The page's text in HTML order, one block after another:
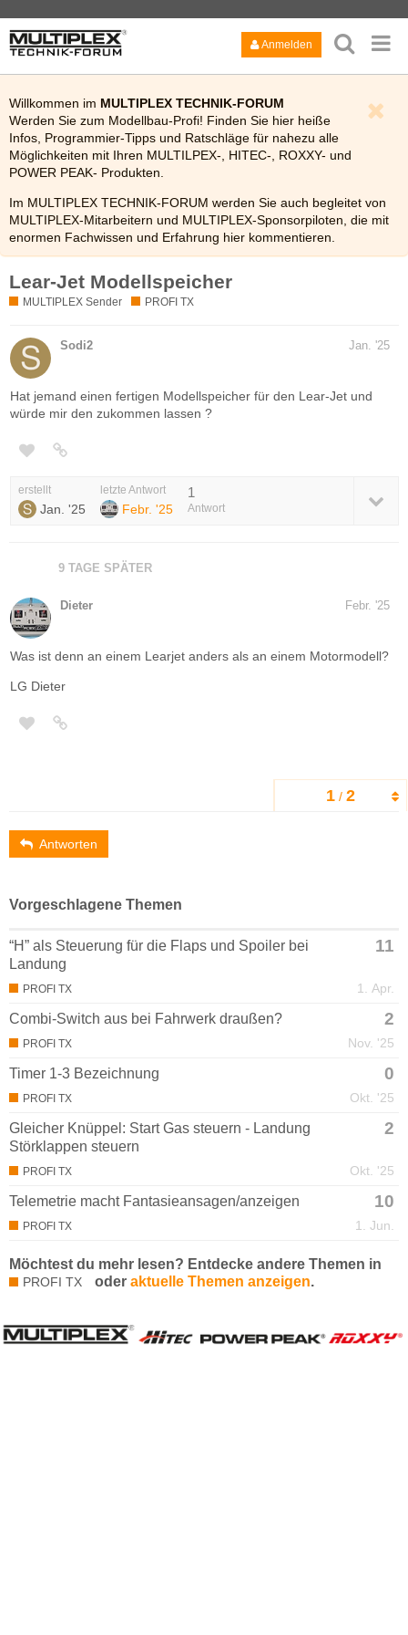
Anmelden
Willkommen im MULTIPLEX TECHNIK-FORUM
Werden Sie zum Modellbau-Profi! Finden Sie hier heiße
Infos, Programmier-Tipps und Ratschläge für nahezu alle
Möglichkeiten mit Ihren MULTILPEX-, HITEC-, ROXXY- und
POWER PEAK- Produkten.
Im MULTIPLEX TECHNIK-FORUM werden Sie auch begleitet von
MULTIPLEX-Mitarbeitern und MULTIPLEX-Sponsorpiloten, die mit
enormen Fachwissen und Erfahrung hier kommentieren.
Bitte lesen Sie auch kurz dieFAQ
Lear-Jet Modellspeicher
MULTIPLEX Sender PROFI TX
1 / 2
Sodi2 Jan. '25
Hat jemand einen fertigen Modellspeicher für den Lear-Jet und
würde mir den zukommen lassen ?
erstellt
Jan. '25
letzte Antwort
Febr. '25
1
Antwort
9 TAGE SPÄTER
Dieter Febr. '25
Was ist denn an einem Learjet anders als an einem Motormodell?
LG Dieter
Antworten
Vorgeschlagene Themen
“H” als Steuerung für die Flaps und Spoiler bei
Landung
11
1. Apr.
PROFI TX
Combi-Switch aus bei Fahrwerk draußen? 2
Nov. '25
PROFI TX
Timer 1-3 Bezeichnung 0
Okt. '25
PROFI TX
Gleicher Knüppel: Start Gas steuern - Landung
Störklappen steuern
2
Okt. '25
PROFI TX
Telemetrie macht Fantasieansagen/anzeigen 10
1. Jun.
PROFI TX
Möchtest du mehr lesen? Entdecke andere Themen in
PROFI TX oder aktuelle Themen anzeigen.